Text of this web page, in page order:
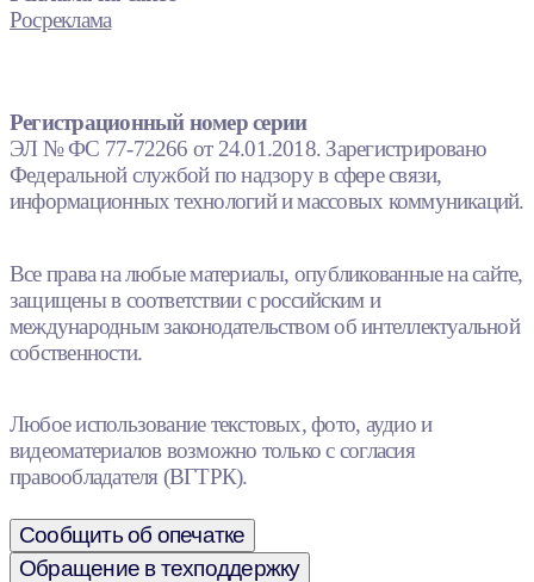
Росреклама
Регистрационный номер серии
ЭЛ № ФС 77-72266 от 24.01.2018. Зарегистрировано
Федеральной службой по надзору в сфере связи,
информационных технологий и массовых коммуникаций.
Все права на любые материалы, опубликованные на сайте,
защищены в соответствии с российским и
международным законодательством об интеллектуальной
собственности.
Любое использование текстовых, фото, аудио и
видеоматериалов возможно только с согласия
правообладателя (ВГТРК).
Сообщить об опечатке
Обращение в техподдержку